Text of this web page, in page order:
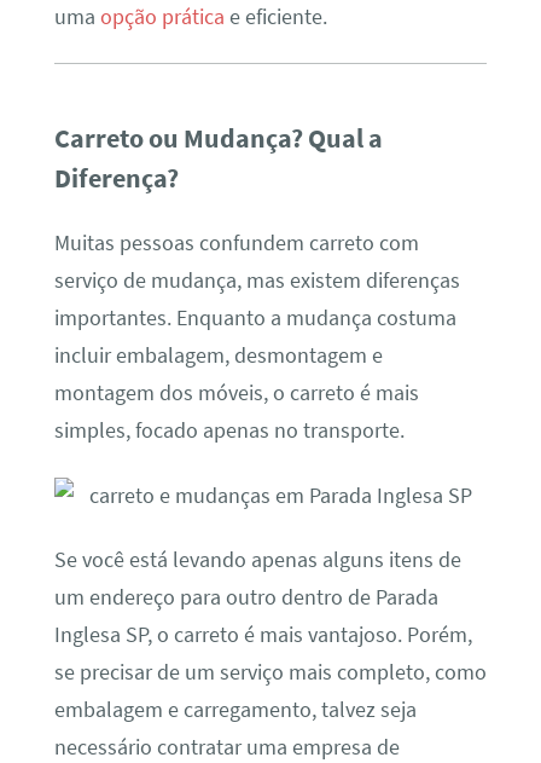
uma opção prática e eficiente.
Carreto ou Mudança? Qual a
Diferença?
Muitas pessoas confundem carreto com
serviço de mudança, mas existem diferenças
importantes. Enquanto a mudança costuma
incluir embalagem, desmontagem e
montagem dos móveis, o carreto é mais
simples, focado apenas no transporte.
Se você está levando apenas alguns itens de
um endereço para outro dentro de Parada
Inglesa SP, o carreto é mais vantajoso. Porém,
se precisar de um serviço mais completo, como
embalagem e carregamento, talvez seja
necessário contratar uma empresa de